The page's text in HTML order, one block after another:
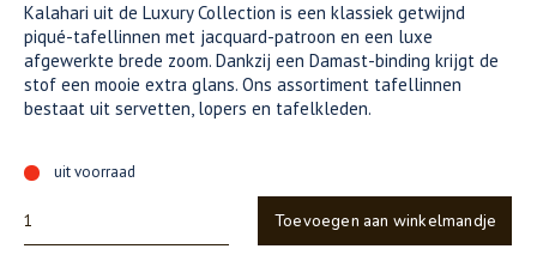
Kalahari uit de Luxury Collection is een klassiek getwijnd
piqué-tafellinnen met jacquard-patroon en een luxe
afgewerkte brede zoom. Dankzij een Damast-binding krijgt de
stof een mooie extra glans. Ons assortiment tafellinnen
bestaat uit servetten, lopers en tafelkleden.
uit voorraad
Toevoegen aan winkelmandje